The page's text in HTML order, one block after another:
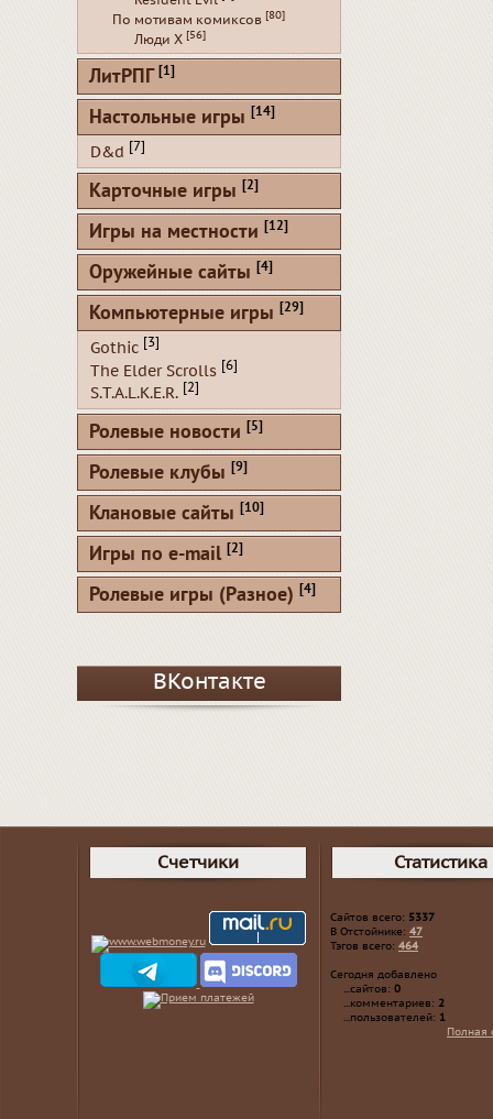
По мотивам комиксов [80]
Люди Х [56]
ЛитРПГ [1]
Настольные игры [14]
D&d [7]
Карточные игры [2]
Игры на местности [12]
Оружейные сайты [4]
Компьютерные игры [29]
Gothic [3]
The Elder Scrolls [6]
S.T.A.L.K.E.R. [2]
Ролевые новости [5]
Ролевые клубы [9]
Клановые сайты [10]
Игры по e-mail [2]
Ролевые игры (Разное) [4]
ВКонтакте
Счетчики Статистика
Сайтов всего: 5337
В Отстойнике: 47
Тэгов всего: 464
Сегодня добавлено
...сайтов: 0
...комментариев: 2
...пользователей: 1
Полная